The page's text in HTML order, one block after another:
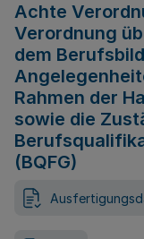
Achte
Verordnung
dem
Rahmen der
sowie die
(BQFG)